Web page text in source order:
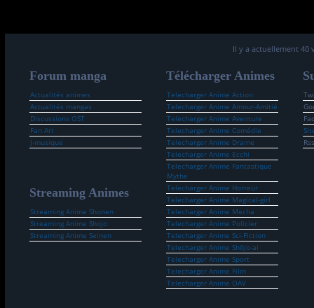
Il y a actuellement 40
Forum manga
Actualités animes
Actualités mangas
Discussions OST
Fan Art
J-musique
Streaming Animes
Streaming Anime Shonen
Streaming Anime Shojo
Streaming Anime Seinen
Télécharger Animes
Telecharger Anime Action
Telecharger Anime Amour-Amitié
Telecharger Anime Aventure
Telecharger Anime Comédie
Telecharger Anime Drame
Telecharger Anime Ecchi
Telecharger Anime Fantastique
Mythe
Telecharger Anime Horreur
Telecharger Anime Magical-girl
Telecharger Anime Mecha
Telecharger Anime Policier
Telecharger Anime Sci-Fiction
Telecharger Anime Shōjo-ai
Telecharger Anime Sport
Telecharger Anime Film
Telecharger Anime OAV
Rss